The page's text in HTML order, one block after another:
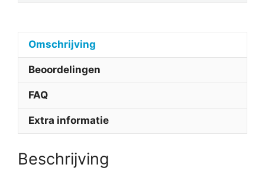
Omschrijving
Beoordelingen
FAQ
Extra informatie
Beschrijving